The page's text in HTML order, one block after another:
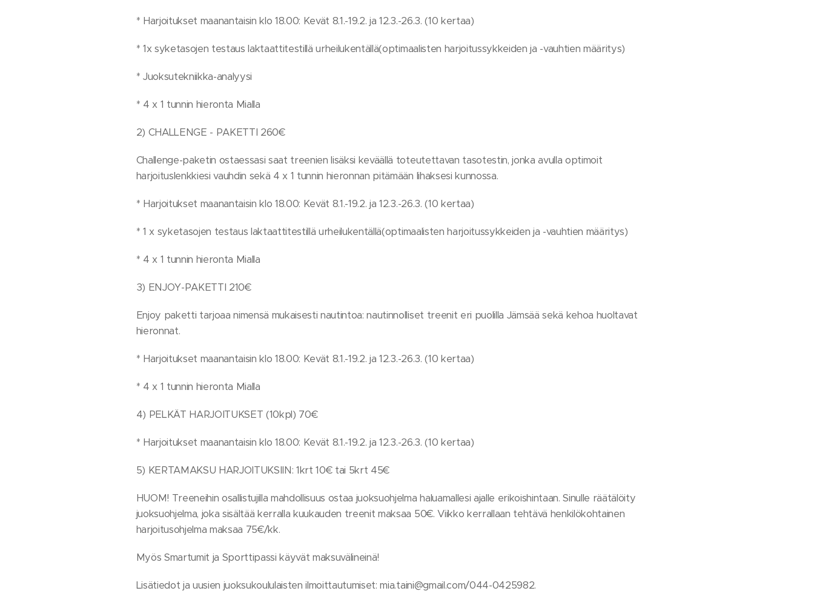
* Harjoitukset maanantaisin klo 18.00: Kevät 8.1.-19.2. ja 12.3.-26.3. (10 kertaa)
* 1x syketasojen testaus laktaattitestillä urheilukentällä(optimaalisten harjoitussykkeiden ja -vauhtien määritys)
* Juoksutekniikka-analyysi
* 4 x 1 tunnin hieronta Mialla
2) CHALLENGE - PAKETTI 260€
Challenge-paketin ostaessasi saat treenien lisäksi keväällä toteutettavan tasotestin, jonka avulla optimoit
harjoituslenkkiesi vauhdin sekä 4 x 1 tunnin hieronnan pitämään lihaksesi kunnossa.
* Harjoitukset maanantaisin klo 18.00: Kevät 8.1.-19.2. ja 12.3.-26.3. (10 kertaa)
* 1 x syketasojen testaus laktaattitestillä urheilukentällä(optimaalisten harjoitussykkeiden ja -vauhtien määritys)
* 4 x 1 tunnin hieronta Mialla
3) ENJOY-PAKETTI 210€
Enjoy paketti tarjoaa nimensä mukaisesti nautintoa: nautinnolliset treenit eri puolilla Jämsää sekä kehoa huoltavat
hieronnat.
* Harjoitukset maanantaisin klo 18.00: Kevät 8.1.-19.2. ja 12.3.-26.3. (10 kertaa)
* 4 x 1 tunnin hieronta Mialla
4) PELKÄT HARJOITUKSET (10kpl) 70€
* Harjoitukset maanantaisin klo 18.00: Kevät 8.1.-19.2. ja 12.3.-26.3. (10 kertaa)
5) KERTAMAKSU HARJOITUKSIIN: 1krt 10€ tai 5krt 45€
HUOM! Treeneihin osallistujilla mahdollisuus ostaa juoksuohjelma haluamallesi ajalle erikoishintaan. Sinulle räätälöity
juoksuohjelma, joka sisältää kerralla kuukauden treenit maksaa 50€. Viikko kerrallaan tehtävä henkilökohtainen
harjoitusohjelma maksaa 75€/kk.
Myös Smartumit ja Sporttipassi käyvät maksuvälineinä!
Lisätiedot ja uusien juoksukoululaisten ilmoittautumiset: mia.taini@gmail.com/044-0425982.